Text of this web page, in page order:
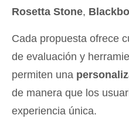
Rosetta Stone,
Cada propuesta ofrece
de evaluación y
permiten una
de manera que los
experiencia única.